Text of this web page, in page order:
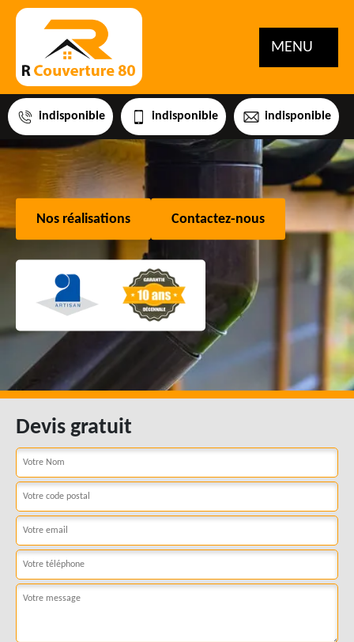
MENU
indisponible indisponible indisponible
Nos réalisations Contactez-nous
Devis gratuit